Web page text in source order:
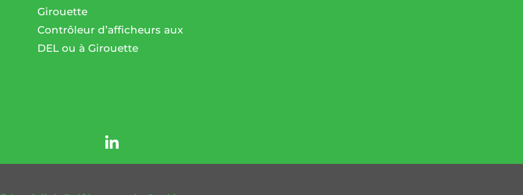
Girouette
Contrôleur d’afficheurs aux
DEL ou à Girouette